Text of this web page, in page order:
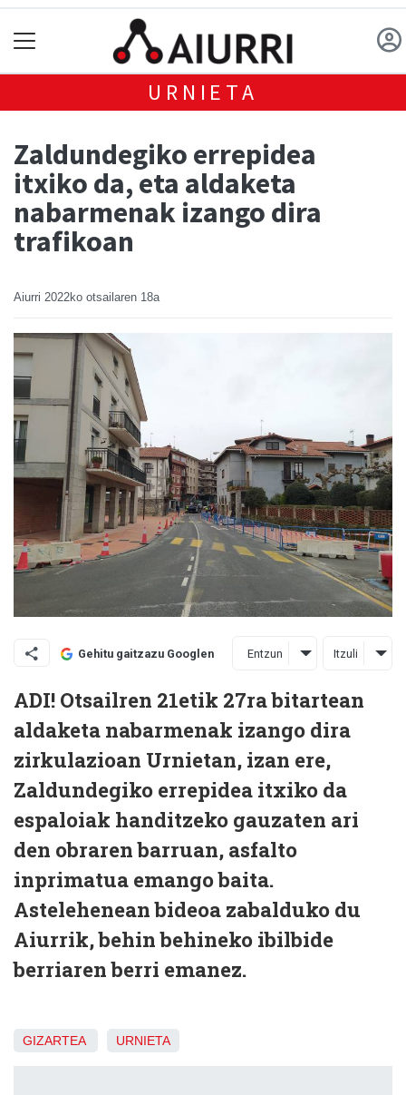
URNIETA
Zaldundegiko errepidea
itxiko da, eta aldaketa
nabarmenak izango dira
trafikoan
Aiurri 2022ko otsailaren 18a
Gehitu gaitzazu Googlen Entzun Itzuli
ADI! Otsailren 21etik 27ra bitartean
aldaketa nabarmenak izango dira
zirkulazioan Urnietan, izan ere,
Zaldundegiko errepidea itxiko da
espaloiak handitzeko gauzaten ari
den obraren barruan, asfalto
inprimatua emango baita.
Astelehenean bideoa zabalduko du
Aiurrik, behin behineko ibilbide
berriaren berri emanez.
GIZARTEA URNIETA